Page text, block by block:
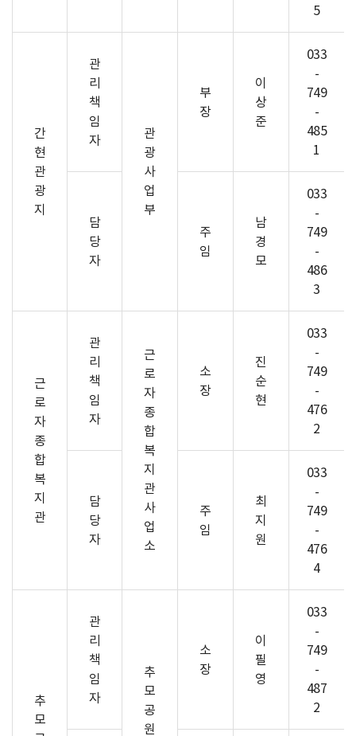
5
간
현
관
광
지
관
리
책
임
자
관
광
사
업
부
부
장
이
상
준
033
-
749
-
485
1
담
당
자
주
임
남
경
모
033
-
749
-
486
3
근
로
자
종
합
복
지
관
관
리
책
임
자
근
로
자
종
합
복
지
관
사
업
소
소
장
진
순
현
033
-
749
-
476
2
담
당
자
주
임
최
지
원
033
-
749
-
476
4
추
모
관
리
책
임
자
추
모
공
원
소
장
이
필
영
033
-
749
-
487
2